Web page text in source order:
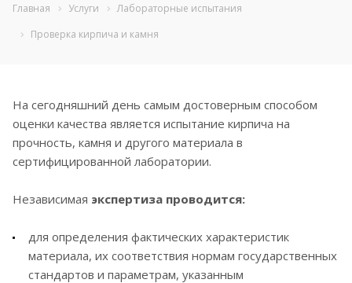
Главная Услуги
Лабораторные испытания
Проверка кирпича и камня
На сегодняшний день самым достоверным способом
оценки качества является испытание кирпича на
прочность, камня и другого материала в
сертифицированной лаборатории.
Независимая экспертиза проводится:
для определения фактических характеристик
материала, их соответствия нормам государственных
стандартов и параметрам, указанным